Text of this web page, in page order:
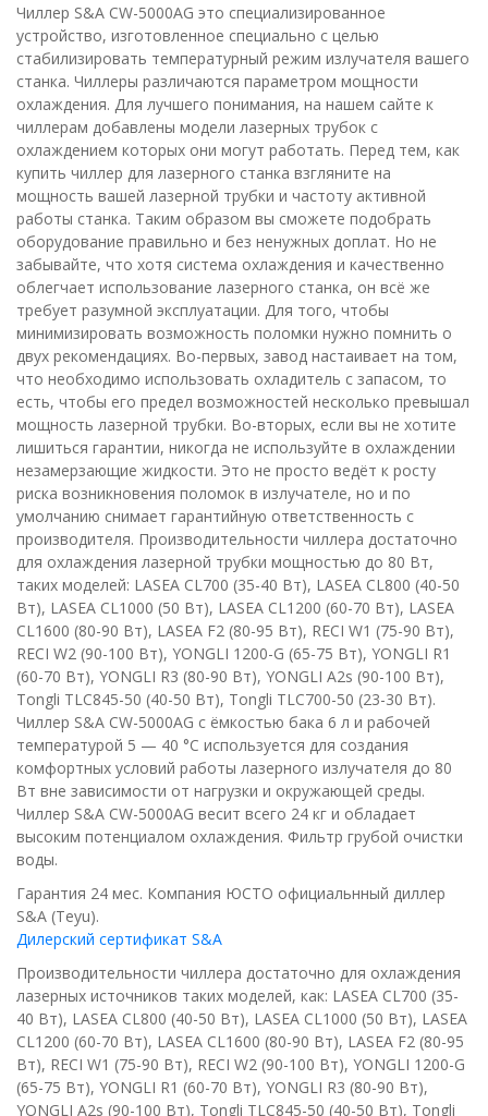
Чиллер S&A CW-5000AG это специализированное
устройство, изготовленное специально с целью
стабилизировать температурный режим излучателя вашего
станка. Чиллеры различаются параметром мощности
охлаждения. Для лучшего понимания, на нашем сайте к
чиллерам добавлены модели лазерных трубок с
охлаждением которых они могут работать. Перед тем, как
купить чиллер для лазерного станка взгляните на
мощность вашей лазерной трубки и частоту активной
работы станка. Таким образом вы сможете подобрать
оборудование правильно и без ненужных доплат. Но не
забывайте, что хотя система охлаждения и качественно
облегчает использование лазерного станка, он всё же
требует разумной эксплуатации. Для того, чтобы
минимизировать возможность поломки нужно помнить о
двух рекомендациях. Во-первых, завод настаивает на том,
что необходимо использовать охладитель с запасом, то
есть, чтобы его предел возможностей несколько превышал
мощность лазерной трубки. Во-вторых, если вы не хотите
лишиться гарантии, никогда не используйте в охлаждении
незамерзающие жидкости. Это не просто ведёт к росту
риска возникновения поломок в излучателе, но и по
умолчанию снимает гарантийную ответственность с
производителя. Производительности чиллера достаточно
для охлаждения лазерной трубки мощностью до 80 Вт,
таких моделей: LASEA CL700 (35-40 Вт), LASEA CL800 (40-50
Вт), LASEA CL1000 (50 Вт), LASEA CL1200 (60-70 Вт), LASEA
CL1600 (80-90 Вт), LASEA F2 (80-95 Вт), RECI W1 (75-90 Вт),
RECI W2 (90-100 Вт), YONGLI 1200-G (65-75 Вт), YONGLI R1
(60-70 Вт), YONGLI R3 (80-90 Вт), YONGLI A2s (90-100 Вт),
Tongli TLC845-50 (40-50 Вт), Tongli TLC700-50 (23-30 Вт).
Чиллер S&A CW-5000AG с ёмкостью бака 6 л и рабочей
температурой 5 — 40 °C используется для создания
комфортных условий работы лазерного излучателя до 80
Вт вне зависимости от нагрузки и окружающей среды.
Чиллер S&A CW-5000AG весит всего 24 кг и обладает
высоким потенциалом охлаждения. Фильтр грубой очистки
воды.
Гарантия 24 мес. Компания ЮСТО официальнный диллер
S&A (Teyu).
Дилерский сертификат S&A
Производительности чиллера достаточно для охлаждения
лазерных источников таких моделей, как: LASEA CL700 (35-
40 Вт), LASEA CL800 (40-50 Вт), LASEA CL1000 (50 Вт), LASEA
CL1200 (60-70 Вт), LASEA CL1600 (80-90 Вт), LASEA F2 (80-95
Вт), RECI W1 (75-90 Вт), RECI W2 (90-100 Вт), YONGLI 1200-G
(65-75 Вт), YONGLI R1 (60-70 Вт), YONGLI R3 (80-90 Вт),
YONGLI A2s (90-100 Вт), Tongli TLC845-50 (40-50 Вт), Tongli